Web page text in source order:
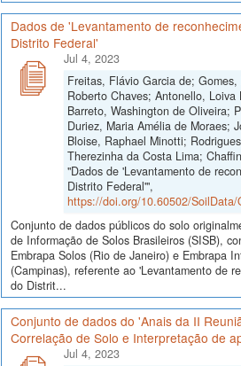
Dados de 'Levantamento de
Distrito Federal'
Jul 4, 2023
Freitas, Flávio Garcia de;
Roberto Chaves; Antonello,
Barreto, Washington de Oliveira;
Duriez, Maria Amélia de Moraes;
Bloise, Raphael Minotti;
Therezinha da Costa Lima;
"Dados de 'Levantamento de
Distrito Federal'",
https://doi.org/10.60502/SoilData/
Conjunto de dados públicos do solo
de Informação de Solos Brasileiros (SISB),
Embrapa Solos (Rio de Janeiro) e Embrapa
(Campinas), referente ao 'Levantamento de
do Distrit...
Conjunto de dados do 'Anais da II
Correlação de Solo e Interpretação de
Jul 4, 2023